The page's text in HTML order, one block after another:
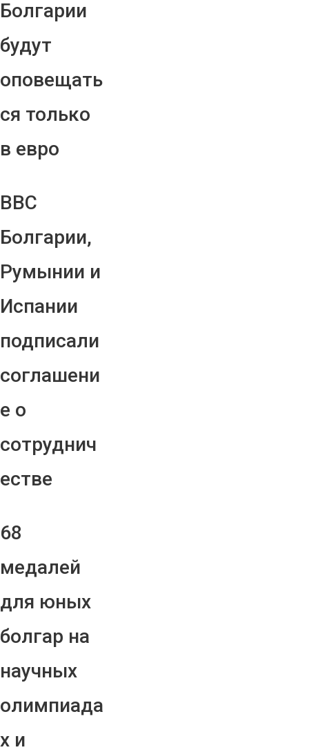
Болгарии
будут
оповещать
ся только
в евро
ВВС
Болгарии,
Румынии и
Испании
подписали
соглашени
е о
сотруднич
естве
68
медалей
для юных
болгар на
научных
олимпиада
х и